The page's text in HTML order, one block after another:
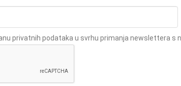
privatnih podataka u svrhu primanja newslettera s